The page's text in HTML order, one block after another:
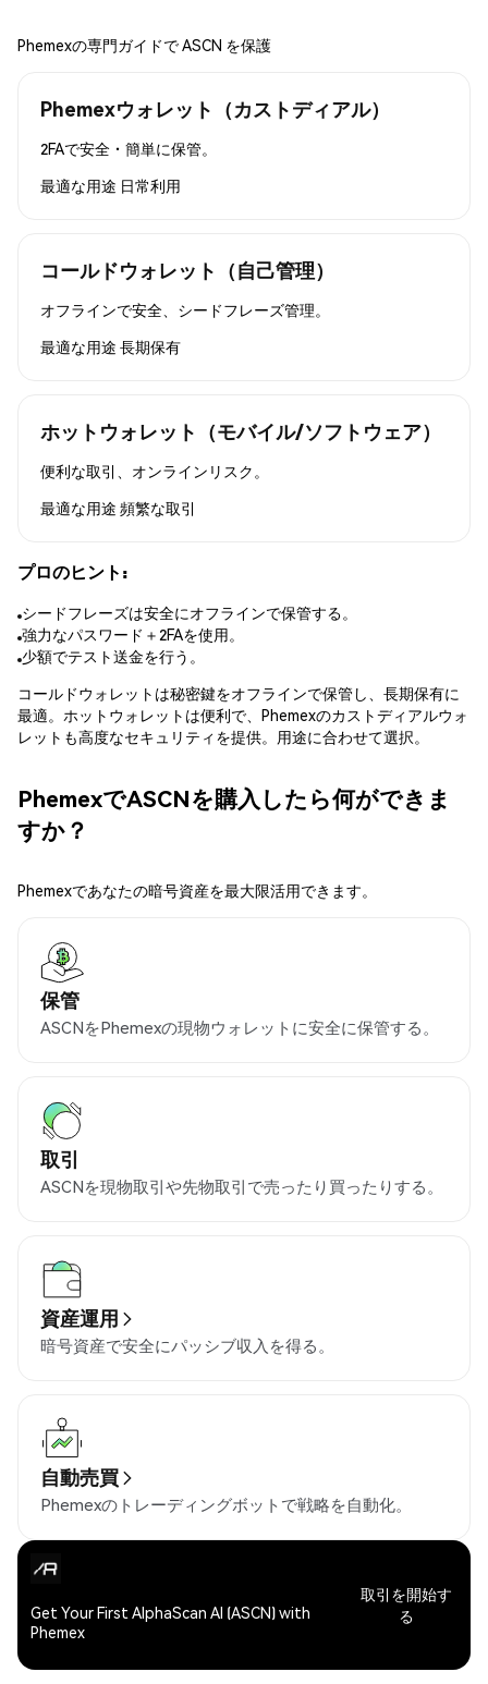
Phemexの専門ガイドで ASCN を保護
Phemexウォレット（カストディアル）
2FAで安全・簡単に保管。
最適な用途 日常利用
コールドウォレット（自己管理）
オフラインで安全、シードフレーズ管理。
最適な用途 長期保有
ホットウォレット（モバイル/ソフトウェア）
便利な取引、オンラインリスク。
最適な用途 頻繁な取引
プロのヒント:
シードフレーズは安全にオフラインで保管する。
強力なパスワード＋2FAを使用。
少額でテスト送金を行う。
コールドウォレットは秘密鍵をオフラインで保管し、長期保有に
最適。ホットウォレットは便利で、Phemexのカストディアルウォ
レットも高度なセキュリティを提供。用途に合わせて選択。
PhemexでASCNを購入したら何ができま
すか？
Phemexであなたの暗号資産を最大限活用できます。
保管
ASCNをPhemexの現物ウォレットに安全に保管する。
取引
ASCNを現物取引や先物取引で売ったり買ったりする。
資産運用
暗号資産で安全にパッシブ収入を得る。
自動売買
Phemexのトレーディングボットで戦略を自動化。
Get Your First AlphaScan AI (ASCN) with
Phemex
取引を開始す
る